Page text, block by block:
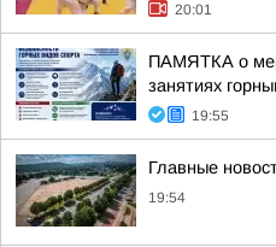
20:01
ПАМЯТКА о
занятиях
19:55
Главные
19:54